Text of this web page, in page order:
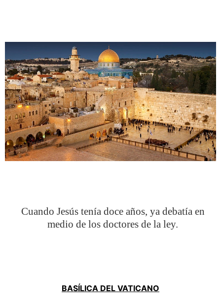
Cuando Jesús tenía doce años, ya debatía en
medio de los doctores de la ley.
BASÍLICA DEL VATICANO